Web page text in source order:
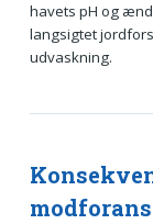
havets pH og
langsigtet
udvaskning.